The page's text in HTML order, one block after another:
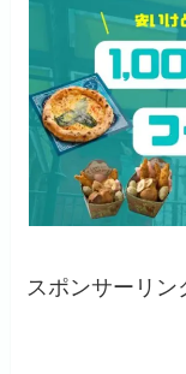
スポンサーリン